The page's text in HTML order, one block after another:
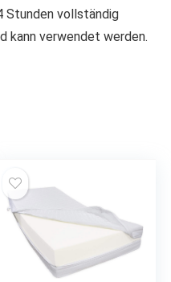
Stunden vollständig
kann verwendet werden.